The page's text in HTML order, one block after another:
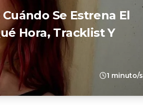
Se Estrena El
Hora, Tracklist Y
1 minuto/s